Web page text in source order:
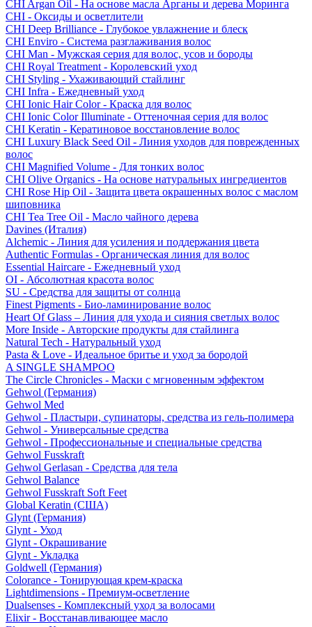
CHI Argan Oil - На основе масла Арганы и дерева Моринга
CHI - Оксиды и осветлители
CHI Deep Brilliance - Глубокое увлажнение и блеск
CHI Enviro - Система разглаживания волос
CHI Man - Мужская серия для волос, усов и бороды
CHI Royal Treatment - Королевский уход
CHI Styling - Ухаживающий стайлинг
CHI Infra - Ежедневный уход
CHI Ionic Hair Color - Краска для волос
CHI Ionic Color Illuminate - Оттеночная серия для волос
CHI Keratin - Кератиновое восстановление волос
CHI Luxury Black Seed Oil - Линия уходов для поврежденных
волос
CHI Magnified Volume - Для тонких волос
CHI Olive Organics - На основе натуральных ингредиентов
CHI Rose Hip Oil - Защита цвета окрашенных волос с маслом
шиповника
CHI Tea Tree Oil - Масло чайного дерева
Davines (Италия)
Alchemic - Линия для усиления и поддержания цвета
Authentic Formulas - Органическая линия для волос
Essential Haircare - Eжедневный уход
OI - Абсолютная красота волос
SU - Средства для защиты от солнца
Finest Pigments - Био-ламинирование волос
Heart Of Glass – Линия для ухода и сияния светлых волос
More Inside - Авторские продукты для стайлинга
Natural Tech - Натуральный уход
Pasta & Love - Идеальное бритье и уход за бородой
A SINGLE SHAMPOO
The Circle Chronicles - Маски с мгновенным эффектом
Gehwol (Германия)
Gehwol Med
Gehwol - Пластыри, супинаторы, средства из гель-полимера
Gehwol - Универсальные средства
Gehwol - Профессиональные и специальные средства
Gehwol Fusskraft
Gehwol Gerlasan - Средства для тела
Gehwol Balance
Gehwol Fusskraft Soft Feet
Global Keratin (США)
Glynt (Германия)
Glynt - Уход
Glynt - Окрашивание
Glynt - Укладка
Goldwell (Германия)
Colorance - Тонирующая крем-краска
Lightdimensions - Премиум-осветление
Dualsenses - Комплексный уход за волосами
Elixir - Восстанавливающее масло